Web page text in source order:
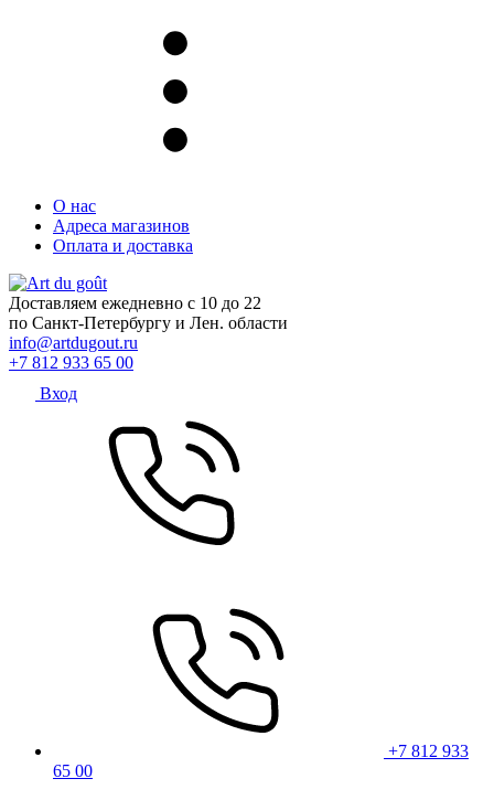
О нас
Адреса магазинов
Оплата и доставка
Доставляем ежедневно с 10 до 22
по Санкт-Петербургу и Лен. области
info@artdugout.ru
+7 812 933 65 00
Вход
+7 812 933
65 00